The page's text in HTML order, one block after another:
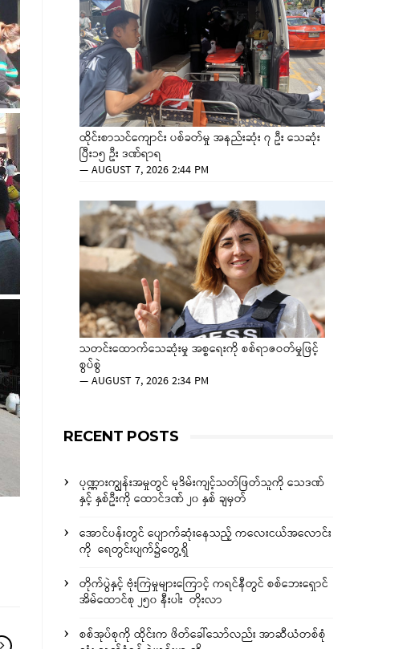
ထိုင်းစာသင်ကျောင်း ပစ်ခတ်မှု အနည်းဆုံး ၇ ဦး သေဆုံး
ပြီး၁၅ ဦး ဒဏ်ရာရ
—AUGUST 7, 2026 2:44 PM
သတင်းထောက်သေဆုံးမှု အစ္စရေးကို စစ်ရာဇဝတ်မှုဖြင့်
စွပ်စွဲ
—AUGUST 7, 2026 2:34 PM
RECENT POSTS
ပုဏ္ဏားကျွန်းအမှုတွင် မုဒိမ်းကျင့်သတ်ဖြတ်သူကို သေဒဏ်
နှင့် နှစ်ဦးကို ထောင်ဒဏ် ၂၀ နှစ် ချမှတ်
အောင်ပန်းတွင် ပျောက်ဆုံးနေသည့် ကလေးငယ်အလောင်း
ကို ရေတွင်းပျက်၌တွေ့ရှိ
တိုက်ပွဲနှင့် ဗုံးကြဲမှုများကြောင့် ကရင်နီတွင် စစ်ဘေးရှောင်
အိမ်ထောင်စု ၂၅၀ နီးပါး တိုးလာ
စစ်အုပ်စုကို ထိုင်းက ဖိတ်ခေါ်သော်လည်း အာဆီယံတစ်စုံ